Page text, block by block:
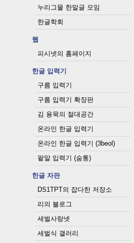
누리그물 한말글 모임
한글학회
웹
피시넷의 홈페이지
한글 입력기
구름 입력기
구름 입력기 확장판
김 용묵의 절대공간
온라인 한글 입력기
온라인 한글 입력기 (3beol)
팥알 입력기 (숨통)
한글 자판
DS1TPT의 잡다한 저장소
리의 블로그
세벌사랑넷
세벌식 갤러리